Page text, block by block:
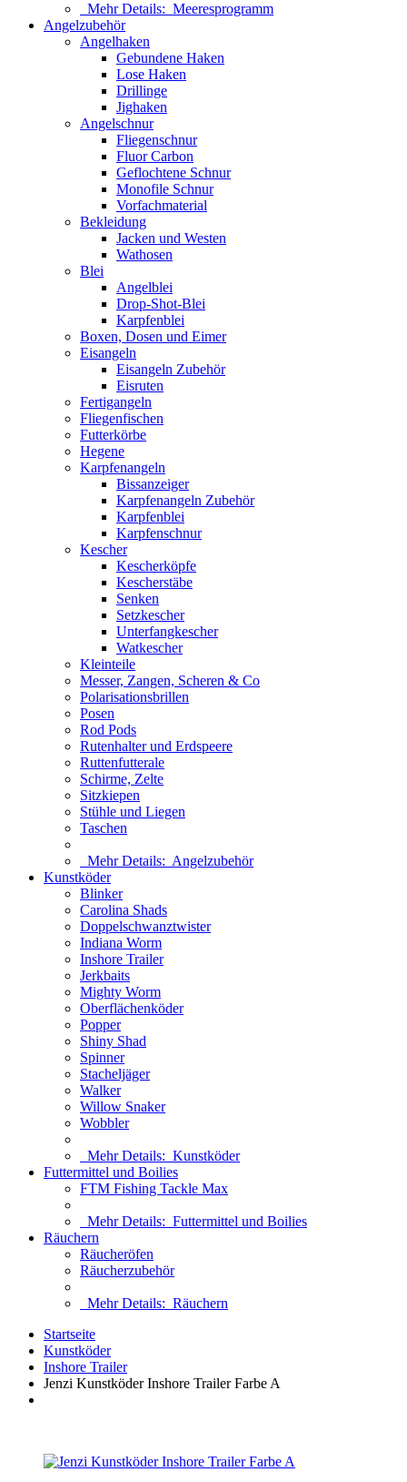
Mehr Details: Meeresprogramm
Angelzubehör
Angelhaken
Gebundene Haken
Lose Haken
Drillinge
Jighaken
Angelschnur
Fliegenschnur
Fluor Carbon
Geflochtene Schnur
Monofile Schnur
Vorfachmaterial
Bekleidung
Jacken und Westen
Wathosen
Blei
Angelblei
Drop-Shot-Blei
Karpfenblei
Boxen, Dosen und Eimer
Eisangeln
Eisangeln Zubehör
Eisruten
Fertigangeln
Fliegenfischen
Futterkörbe
Hegene
Karpfenangeln
Bissanzeiger
Karpfenangeln Zubehör
Karpfenblei
Karpfenschnur
Kescher
Kescherköpfe
Kescherstäbe
Senken
Setzkescher
Unterfangkescher
Watkescher
Kleinteile
Messer, Zangen, Scheren & Co
Polarisationsbrillen
Posen
Rod Pods
Rutenhalter und Erdspeere
Ruttenfutterale
Schirme, Zelte
Sitzkiepen
Stühle und Liegen
Taschen
Mehr Details: Angelzubehör
Kunstköder
Blinker
Carolina Shads
Doppelschwanztwister
Indiana Worm
Inshore Trailer
Jerkbaits
Mighty Worm
Oberflächenköder
Popper
Shiny Shad
Spinner
Stacheljäger
Walker
Willow Snaker
Wobbler
Mehr Details: Kunstköder
Futtermittel und Boilies
FTM Fishing Tackle Max
Mehr Details: Futtermittel und Boilies
Räuchern
Räucheröfen
Räucherzubehör
Mehr Details: Räuchern
Startseite
Kunstköder
Inshore Trailer
Jenzi Kunstköder Inshore Trailer Farbe A